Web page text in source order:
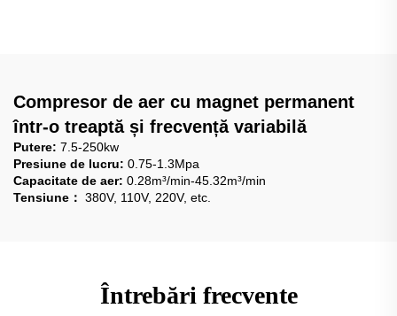
Compresor de aer cu magnet permanent
într-o treaptă și frecvență variabilă
Putere: 7.5-250kw
Presiune de lucru: 0.75-1.3Mpa
Capacitate de aer: 0.28m³/min-45.32m³/min
Tensiune： 380V, 110V, 220V, etc.
Întrebări frecvente